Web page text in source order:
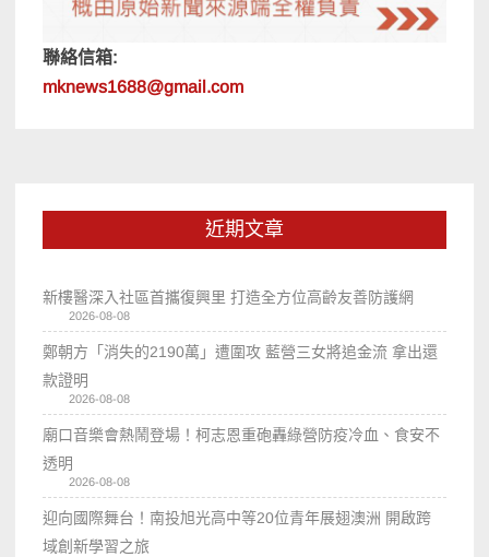
聯絡信箱:
mknews1688@gmail.com
近期文章
新樓醫深入社區首攜復興里 打造全方位高齡友善防護網
2026-08-08
鄭朝方「消失的2190萬」遭圍攻 藍營三女將追金流 拿出還
款證明
2026-08-08
廟口音樂會熱鬧登場！柯志恩重砲轟綠營防疫冷血、食安不
透明
2026-08-08
迎向國際舞台！南投旭光高中等20位青年展翅澳洲 開啟跨
域創新學習之旅